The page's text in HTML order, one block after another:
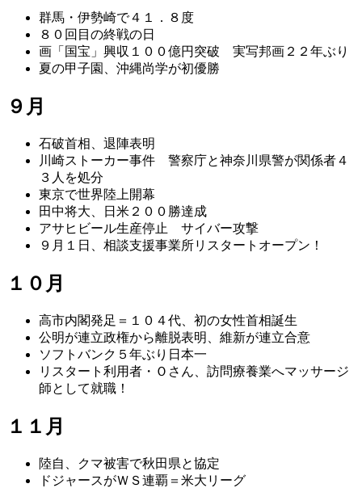
群馬・伊勢崎で４１．８度
８０回目の終戦の日
画「国宝」興収１００億円突破 実写邦画２２年ぶり
夏の甲子園、沖縄尚学が初優勝
９月
石破首相、退陣表明
川崎ストーカー事件 警察庁と神奈川県警が関係者４
３人を処分
東京で世界陸上開幕
田中将大、日米２００勝達成
アサヒビール生産停止 サイバー攻撃
９月１日、相談支援事業所リスタートオープン！
１０月
高市内閣発足＝１０４代、初の女性首相誕生
公明が連立政権から離脱表明、維新が連立合意
ソフトバンク５年ぶり日本一
リスタート利用者・Ｏさん、訪問療養業へマッサージ
師として就職！
１１月
陸自、クマ被害で秋田県と協定
ドジャースがＷＳ連覇＝米大リーグ